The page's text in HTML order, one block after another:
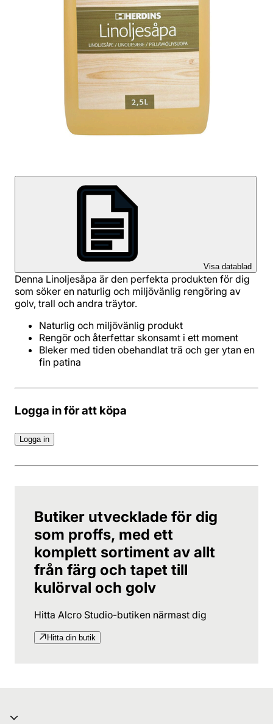
Visa datablad
Denna Linoljesåpa är den perfekta produkten för dig
som söker en naturlig och miljövänlig rengöring av
golv, trall och andra träytor.
Naturlig och miljövänlig produkt
Rengör och återfettar skonsamt i ett moment
Bleker med tiden obehandlat trä och ger ytan en
fin patina
Logga in för att köpa
Logga in
Butiker utvecklade för dig
som proffs, med ett
komplett sortiment av allt
från färg och tapet till
kulörval och golv
Hitta Alcro Studio-butiken närmast dig
Hitta din butik